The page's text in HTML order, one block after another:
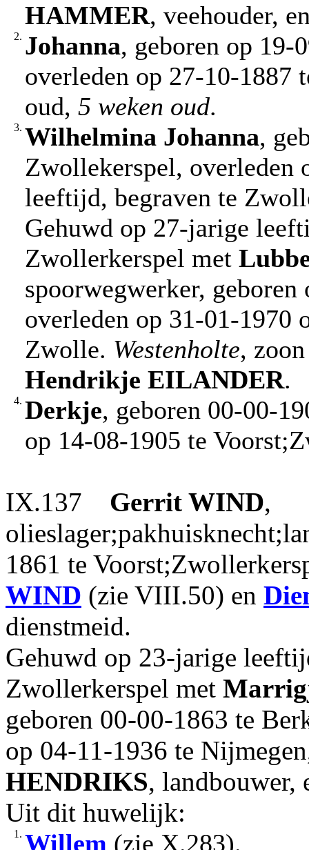
HAMMER, veehouder,
2. Johanna, geboren op 19-
overleden op 27-10-1887
oud, 5 weken oud.
3. Wilhelmina Johanna,
Zwollekerspel, overleden
leeftijd, begraven te
Gehuwd op 27-jarige
Zwollerkerspel met
spoorwegwerker,
overleden op 31-01-1970
Zwolle. Westenholte,
Hendrikje EILANDER.
4. Derkje, geboren 00-00-
op 14-08-1905 te
IX.137 Gerrit WIND,
1861 te
WIND (zie VIII.50) en
dienstmeid.
Gehuwd op 23-jarige
Zwollerkerspel met
geboren 00-00-1863 te
op 04-11-1936 te
HENDRIKS, landbouwer,
Uit dit huwelijk:
1. Willem (zie X.283).